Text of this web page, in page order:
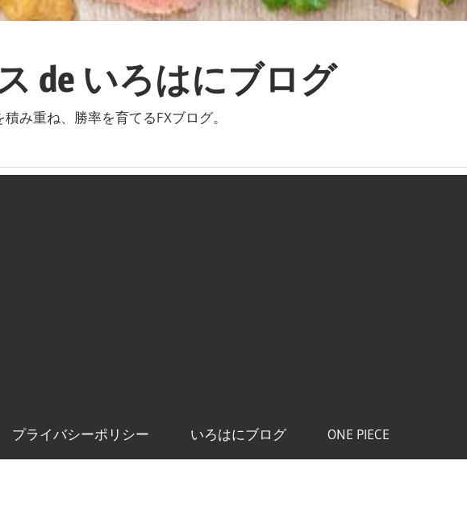
de いろはにブログ
み重ね、勝率を育てるFXブログ。
プライバシーポリシー いろはにブログ ONE PIECE